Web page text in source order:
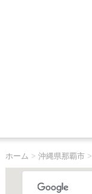
ホーム > 沖縄県那覇市>